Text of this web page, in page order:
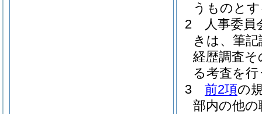
うものと
2
人事委
きは、筆
経歴調査
る考査を
3
前2項の
部内の他